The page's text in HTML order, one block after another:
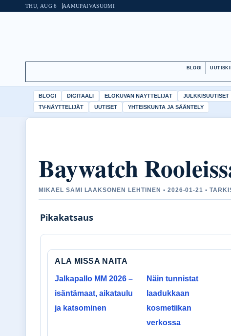
THU, AUG 6 AAMUPAIVASUOMI
BLOGI
BLOGI DIGITAALI ELOKUVAN NÄYTTELIJÄT JULKKISUUTISET
TV-NÄYTTELIJÄT
UUTISET YHTEISKUNTA JA SÄÄNTELY
Baywatch
MIKAEL SAMI LAAKSONEN LEHTINEN • 2026-01-21 •
Pikakatsaus
ALA MISSA NAITA
Jalkapallo MM 2026 –
isäntämaat, aikataulu
ja katsominen
Näin tunnistat
laadukkaan
kosmetiikan
verkossa